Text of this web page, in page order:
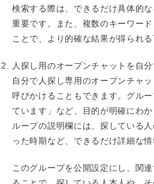
検索する際は、できるだけ具体的
重要です。また、複数のキーワー
ことで、より的確な結果が得られる
人探し用のオープンチャットを自
自分で人探し専用のオープンチャ
呼びかけることもできます。グル
ています」など、目的が明確にわ
ループの説明欄には、探している
った時期など、できるだけ詳細な情
このグループを公開設定にし、関